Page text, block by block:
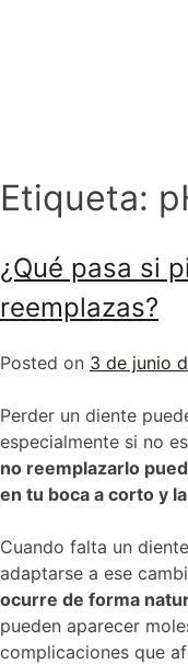
Etiqueta:
¿Qué pasa si
reemplazas?
Posted on 3 de junio
Perder un diente
especialmente si no
no reemplazarlo
en tu boca a corto y
Cuando falta un
adaptarse a ese
ocurre de forma
pueden aparecer
complicaciones que